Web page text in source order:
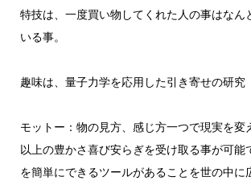
特技は、一度買い物してくれた人の事はなん
いる事。
趣味は、量子力学を応用した引き寄せの研究
モットー：物の見方、感じ方一つで現実を変
以上の豊かさ喜び安らぎを受け取る事が可能
を簡単にできるツールがあることを世の中に